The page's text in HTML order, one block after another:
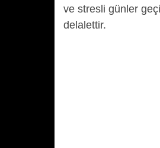
ve stresli günler
delalettir.